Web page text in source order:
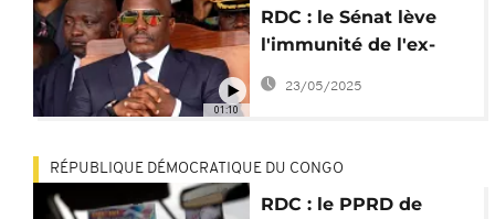
01:10
RDC : le Sénat lève
l'immunité de l'ex-
président Joseph
Kabila
23/05/2025
RÉPUBLIQUE DÉMOCRATIQUE DU CONGO
RDC : le PPRD de